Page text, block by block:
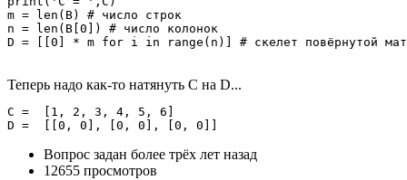
m = len(B) # число строк
n = len(B[0]) # число колонок
D = [[0] * m for i in range(n)] # скелет повёрнутой
Теперь надо как-то натянуть С на D...
C =  [1, 2, 3, 4, 5, 6]
D =  [[0, 0], [0, 0], [0, 0]]
Вопрос задан более трёх лет назад
12655 просмотров